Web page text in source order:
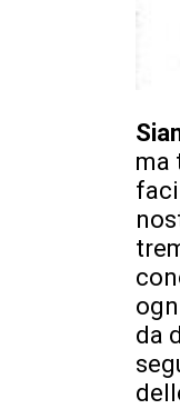
ma
da